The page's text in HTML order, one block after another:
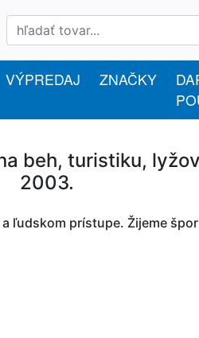
VÝPREDAJ ZNAČKY
beh, turistiku,
2003.
ľudskom prístupe. Žijeme